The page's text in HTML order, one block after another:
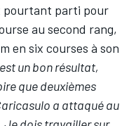
pourtant parti pour
au second rang,
en six courses à son
un bon résultat,
que deuxièmes
a attaqué au